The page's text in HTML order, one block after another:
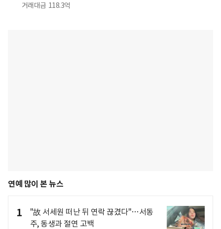
거래대금 118.3억
연예 많이 본 뉴스
1
"故 서세원 떠난 뒤 연락 끊겼다"…서동
주, 동생과 절연 고백